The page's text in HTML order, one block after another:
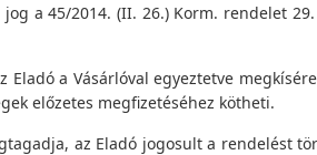
a 45/2014. (II. 26.) Korm. rendelet 29.
a Vásárlóval egyeztetve
előzetes megfizetéséhez kötheti.
az Eladó jogosult a rendelést